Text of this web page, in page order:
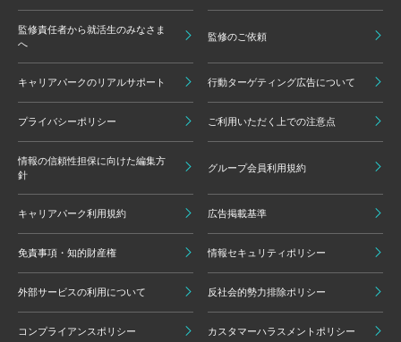
監修責任者から就活生のみなさま
へ
監修のご依頼
キャリアパークのリアルサポート 行動ターゲティング広告について
プライバシーポリシー ご利用いただく上での注意点
情報の信頼性担保に向けた編集方
針
グループ会員利用規約
キャリアパーク利用規約 広告掲載基準
免責事項・知的財産権 情報セキュリティポリシー
外部サービスの利用について 反社会的勢力排除ポリシー
コンプライアンスポリシー カスタマーハラスメントポリシー